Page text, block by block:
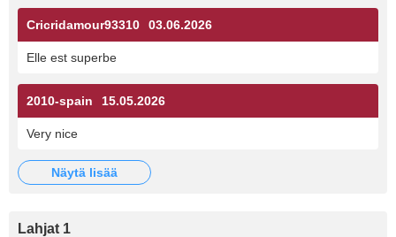
Cricridamour93310 03.06.2026
Elle est superbe
2010-spain 15.05.2026
Very nice
näytä lisää
Lahjat 1